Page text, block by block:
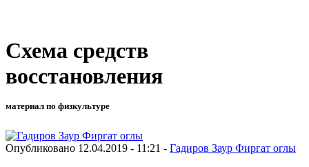
Схема средств
восстановления
материал по физкультуре
Опубликовано 12.04.2019 - 11:21 - Гадиров Заур Фиргат оглы